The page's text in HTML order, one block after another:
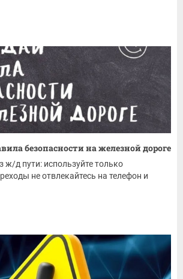
безопасности на железной дороге
ж/д пути: используйте только
не отвлекайтесь на телефон и